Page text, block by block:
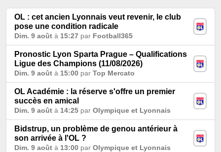
OL : cet ancien Lyonnais veut revenir, le club
pose une condition radicale
Dim. 9 août à 15:27 par Football365
Pronostic Lyon Sparta Prague – Qualifications
Ligue des Champions (11/08/2026)
Dim. 9 août à 15:00 par Top Mercato
OL Académie : la réserve s'offre un premier
succès en amical
Dim. 9 août à 14:25 par Olympique et Lyonnais
Bidstrup, un problème de genou antérieur à
son arrivée à l'OL ?
Dim. 9 août à 13:00 par Olympique et Lyonnais